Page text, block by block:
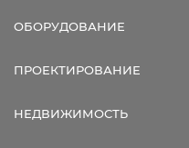
ОБОРУДОВАНИЕ
ПРОЕКТИРОВАНИЕ
НЕДВИЖИМОСТЬ